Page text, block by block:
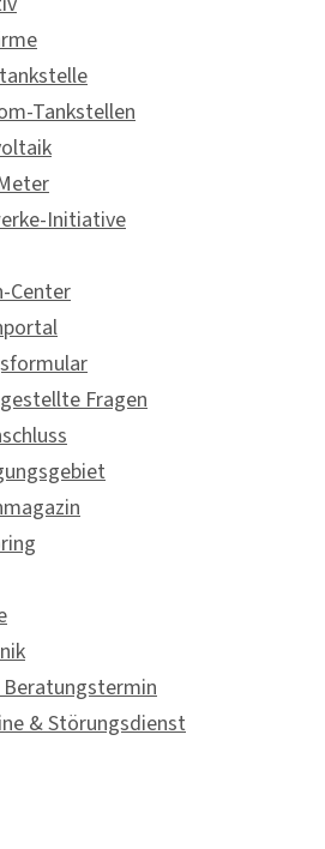
Tankstellen
Initiative
Center
Fragen
& Störungsdienst